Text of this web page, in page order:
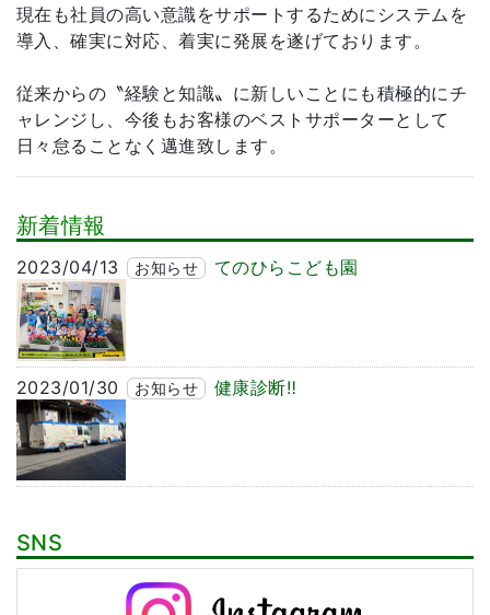
現在も社員の高い意識をサポートするためにシステムを
導入、確実に対応、着実に発展を遂げております。
従来からの〝経験と知識〟に新しいことにも積極的にチ
ャレンジし、今後もお客様のベストサポーターとして
日々怠ることなく邁進致します。
新着情報
2023/04/13 お知らせ てのひらこども園
2023/01/30 お知らせ 健康診断‼
SNS